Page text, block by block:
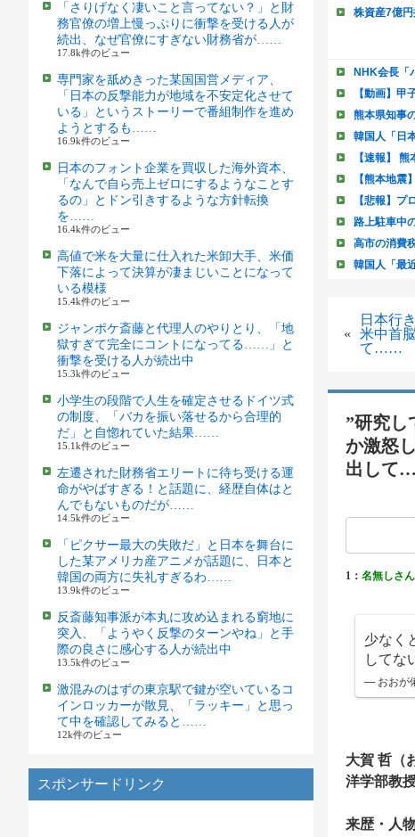
「さりげなく凄いこと言ってない？」と財
務官僚の増上慢っぷりに衝撃を受ける人が
続出、なぜ官僚にすぎない財務省が……
17.8k件のビュー
専門家を舐めきった某国国営メディア、
「日本の反撃能力が地域を不安定化させて
いる」というストーリーで番組制作を進め
ようとするも……
16.9k件のビュー
日本のフォント企業を買収した海外資本、
「なんで自ら売上ゼロにするようなことす
るの」とドン引きするような方針転換
を……
16.4k件のビュー
高値で米を大量に仕入れた米卸大手、米価
下落によって決算が凄まじいことになって
いる模様
15.4k件のビュー
ジャンポケ斎藤と代理人のやりとり、「地
獄すぎて完全にコントになってる……」と
衝撃を受ける人が続出中
15.3k件のビュー
小学生の段階で人生を確定させるドイツ式
の制度、「バカを振い落せるから合理的
だ」と自惚れていた結果……
15.1k件のビュー
左遷された財務省エリートに待ち受ける運
命がやばすぎる！と話題に、経歴自体はと
んでもないものだが……
14.5k件のビュー
「ピクサー最大の失敗だ」と日本を舞台に
した某アメリカ産アニメが話題に、日本と
韓国の両方に失礼すぎるわ……
13.9k件のビュー
反斎藤知事派が本丸に攻め込まれる窮地に
突入、「ようやく反撃のターンやね」と手
際の良さに感心する人が続出中
13.5k件のビュー
激混みのはずの東京駅で鍵が空いているコ
インロッカーが散見、「ラッキー」と思っ
て中を確認してみると……
12k件のビュー
スポンサードリンク
«
日本行
米中首
て……
”研究し
か激怒
出して
1： 名無しさん
少なく
してな
— おおが
大賀 哲（
洋学部教
来歴・人